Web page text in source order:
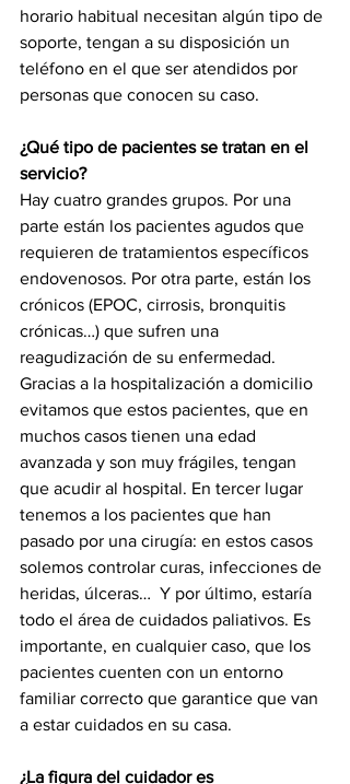
horario habitual necesitan algún tipo de
soporte, tengan a su disposición un
teléfono en el que ser atendidos por
personas que conocen su caso.
¿Qué tipo de pacientes se tratan en el
servicio?
Hay cuatro grandes grupos. Por una
parte están los pacientes agudos que
requieren de tratamientos específicos
endovenosos. Por otra parte, están los
crónicos (EPOC, cirrosis, bronquitis
crónicas…) que sufren una
reagudización de su enfermedad.
Gracias a la hospitalización a domicilio
evitamos que estos pacientes, que en
muchos casos tienen una edad
avanzada y son muy frágiles, tengan
que acudir al hospital. En tercer lugar
tenemos a los pacientes que han
pasado por una cirugía: en estos casos
solemos controlar curas, infecciones de
heridas, úlceras…  Y por último, estaría
todo el área de cuidados paliativos. Es
importante, en cualquier caso, que los
pacientes cuenten con un entorno
familiar correcto que garantice que van
a estar cuidados en su casa.
¿La figura del cuidador es